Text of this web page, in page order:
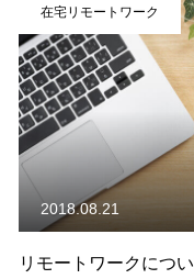
在宅リモートワーク
リモートワークにつ
2018.08.21